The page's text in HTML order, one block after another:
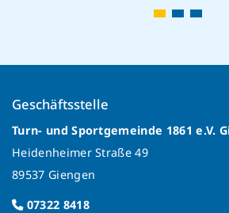
Geschäftsstelle
Turn- und Sportgemeinde 1861 e.V.
Heidenheimer Straße 49
89537 Giengen
07322 8418